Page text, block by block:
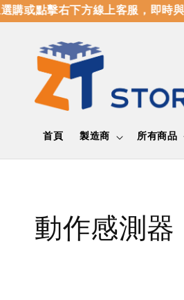
或點擊右下方線上客服，即時
首頁 製造商 所有商品
動作感測器